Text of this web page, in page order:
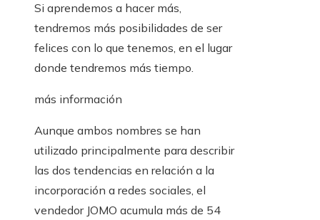
Si aprendemos a hacer más,
tendremos más posibilidades de ser
felices con lo que tenemos, en el lugar
donde tendremos más tiempo.
más información
Aunque ambos nombres se han
utilizado principalmente para describir
las dos tendencias en relación a la
incorporación a redes sociales, el
vendedor JOMO acumula más de 54